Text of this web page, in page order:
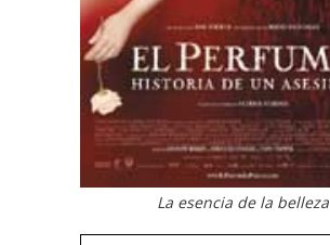
La esencia de la belleza